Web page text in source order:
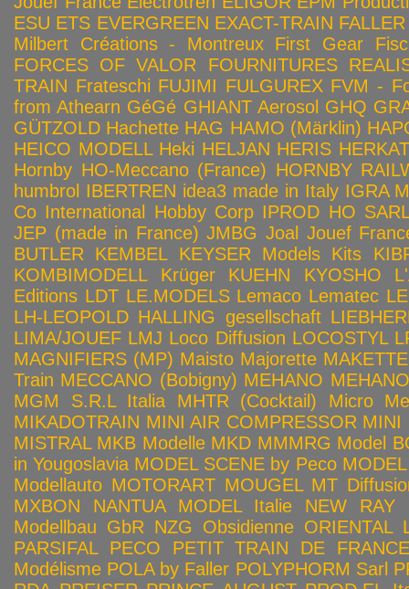
ESU ETS EVERGREEN EXACT-TRAIN FALLER
Milbert Créations - Montreux First Gear
FORCES OF VALOR
FOURNITURES
TRAIN Frateschi FUJIMI FULGUREX FVM -
from Athearn GéGé GHIANT Aerosol GHQ
GÜTZOLD Hachette HAG HAMO (Märklin)
HEICO MODELL Heki HELJAN HERIS HERKAT
Hornby HO-Meccano (France) HORNBY
humbrol IBERTREN idea3 made in Italy IGRA
Co International Hobby Corp IPROD HO
JEP (made in France) JMBG Joal Jouef
BUTLER
KEMBEL KEYSER Models Kits
KOMBIMODELL
Krüger KUEHN KYOSHO
Editions LDT LE.MODELS Lemaco Lematec
LH-LEOPOLD HALLING gesellschaft
LIMA/JOUEF LMJ Loco Diffusion LOCOSTYL
MAGNIFIERS (MP) Maisto Majorette MAKETTE
Train MECCANO (Bobigny) MEHANO
MGM S.R.L Italia
MHTR (Cocktail)
Micro
MIKADOTRAIN MINI AIR COMPRESSOR MINI
MISTRAL MKB Modelle MKD MMMRG Model
in Yougoslavia MODEL SCENE by Peco
Modellauto MOTORART MOUGEL MT
MXBON
NANTUA MODEL Italie NEW RAY
Modellbau GbR NZG Obsidienne ORIENTAL
PARSIFAL
PECO
PETIT TRAIN DE FRANCE
Modélisme POLA by Faller POLYPHORM Sarl